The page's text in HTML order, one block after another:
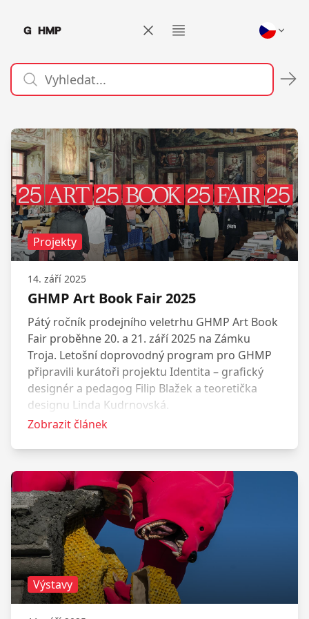
Galerie hlavního města Prahy
Otevřít menu
Projekty
14. září 2025
GHMP Art Book Fair 2025
Pátý ročník prodejního veletrhu GHMP Art Book
Fair proběhne 20. a 21. září 2025 na Zámku
Troja. Letošní doprovodný program pro GHMP
připravili kurátoři projektu Identita – grafický
designér a pedagog Filip Blažek a teoretička
designu Linda Kudrnovská.
Zobrazit článek
Výstavy